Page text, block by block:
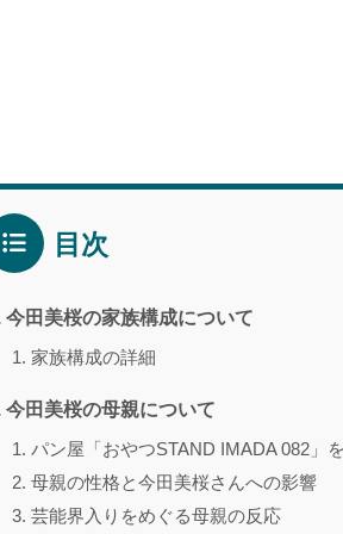
目次
今田美桜の家族構成について
家族構成の詳細
今田美桜の母親について
パン屋「おやつSTAND IMADA 082」
母親の性格と今田美桜さんへの影響
芸能界入りをめぐる母親の反応